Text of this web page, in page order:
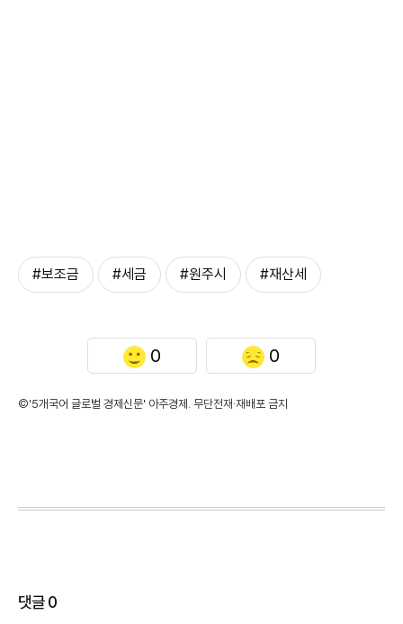
#보조금 #세금 #원주시 #재산세
0 0
©'5개국어 글로벌 경제신문' 아주경제. 무단전재·재배포 금지
댓글0